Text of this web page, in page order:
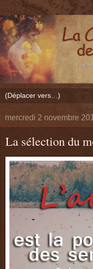
mercredi 2 novembre
La sélection du